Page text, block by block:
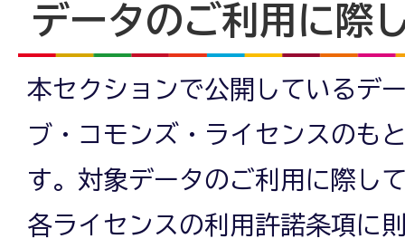
データのご利用に際
本セクションで公開しているデ
ブ・コモンズ・ライセンスのも
す。対象データのご利用に際し
各ライセンスの利用許諾条項に